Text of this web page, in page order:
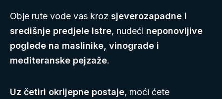
Obje rute vode vas kroz sjeverozapadne i
središnje predjele Istre, nudeći neponovljive
poglede na maslinike, vinograde i
mediteranske pejzaže.
Uz četiri okrijepne postaje, moći ćete